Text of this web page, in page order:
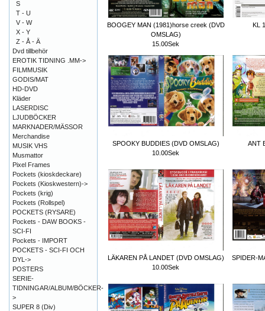
BOOGEY MAN (1981)horse creek (DVD
OMSLAG)
15.00Sek
KL
SPOOKY BUDDIES (DVD OMSLAG)
10.00Sek
ANT
LÄKAREN PÅ LANDET (DVD OMSLAG)
10.00Sek
SPIDER-
S
T - U
V - W
X - Y
Z - Å - Ä
Dvd tillbehör
EROTIK TIDNING .MM->
FILMMUSIK
GODIS/MAT
HD-DVD
Kläder
LASERDISC
LJUDBÖCKER
MARKNADER/MÄSSOR
Merchandise
MUSIK VHS
Musmattor
Pixel Frames
Pockets (kioskdeckare)
Pockets (Kioskwestern)->
Pockets (krig)
Pockets (Rollspel)
POCKETS (RYSARE)
Pockets - DAW BOOKS -
SCI-FI
Pockets - IMPORT
POCKETS - SCI-FI OCH
DYL->
POSTERS
SERIE-
TIDNINGAR/ALBUM/BÖCKER-
>
SUPER 8 (Div)